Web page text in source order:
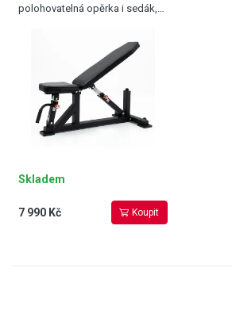
polohovatelná opěrka i sedák,
Skladem
7 990 Kč Koupit